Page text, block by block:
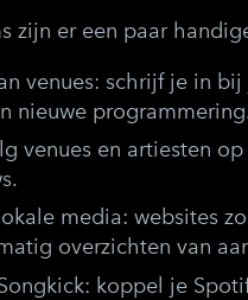
zijn er een paar
venues: schrijf je in
nieuwe
venues en artiesten
media: websites
overzichten van
: koppel je